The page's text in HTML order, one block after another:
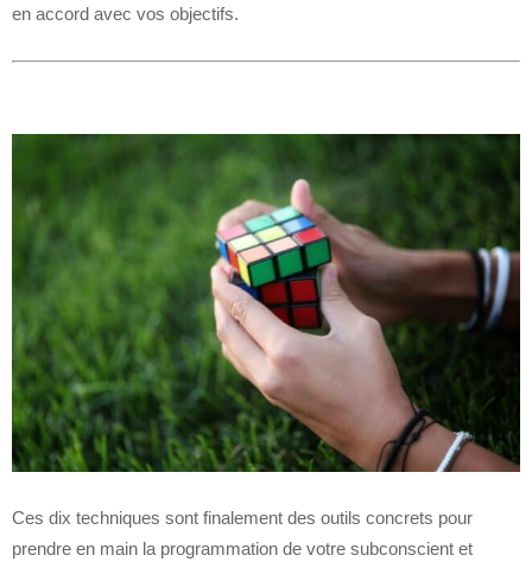
en accord avec vos objectifs.
Ces dix techniques sont finalement des outils concrets pour
prendre en main la programmation de votre subconscient et